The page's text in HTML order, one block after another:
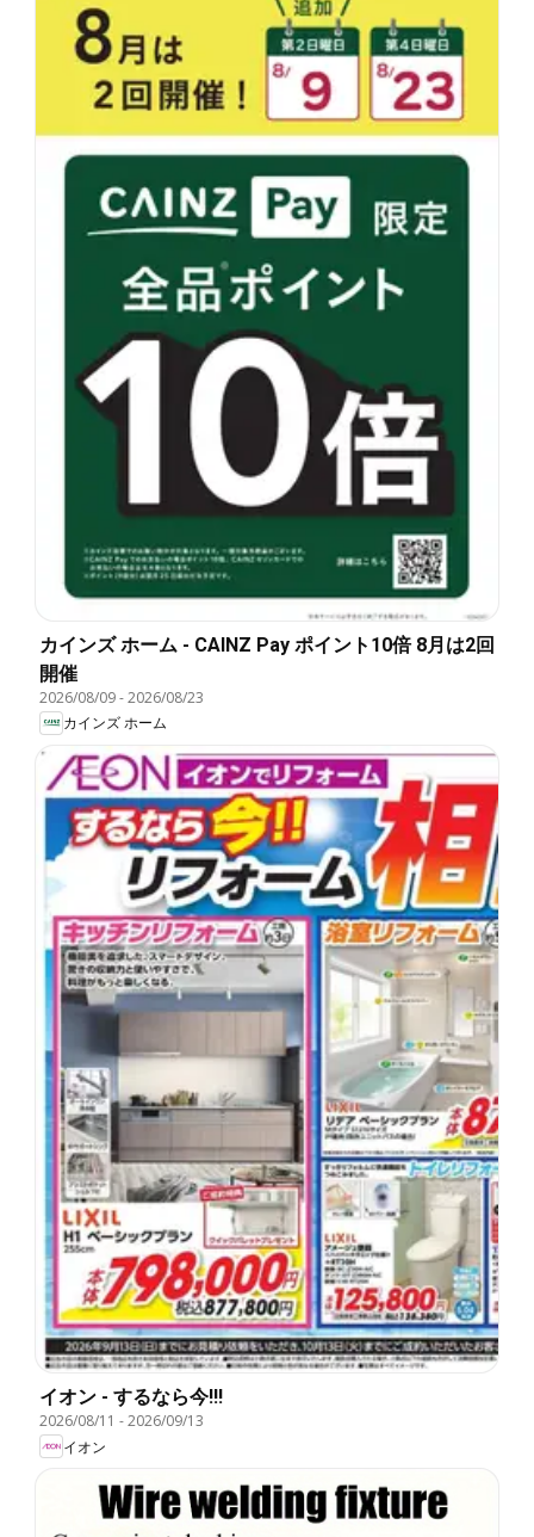
カインズ ホーム - CAINZ Pay ポイント10倍 8月は2回
開催
2026/08/09-2026/08/23
カインズ ホーム
イオン - するなら今!!!
2026/08/11 -2026/09/13
イオン